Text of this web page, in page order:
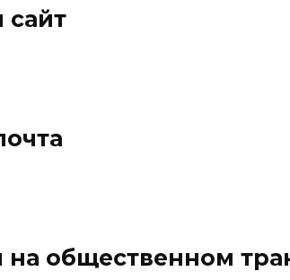
на общественном